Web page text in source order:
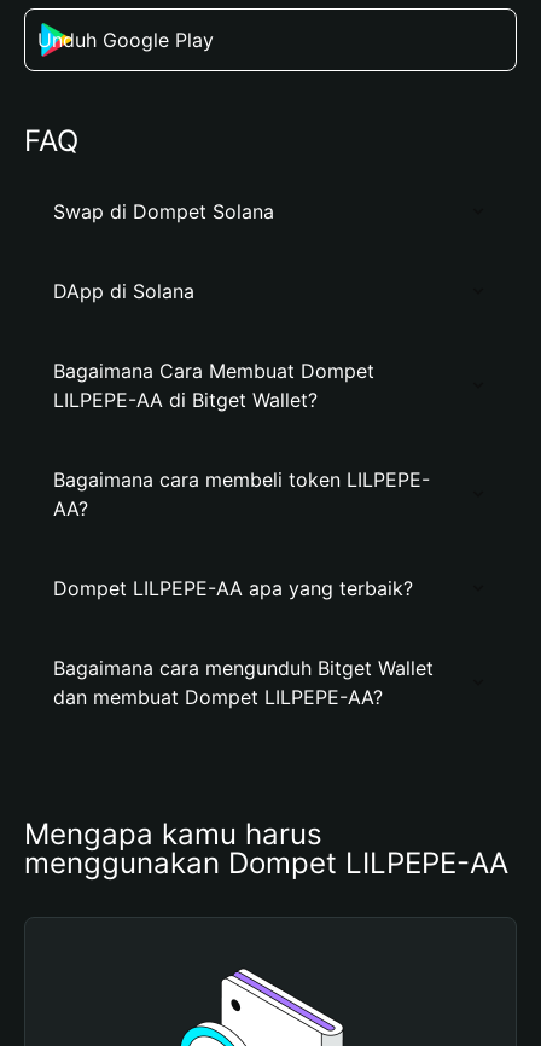
Unduh Google Play
FAQ
Swap di Dompet Solana
DApp di Solana
Bagaimana Cara Membuat Dompet
LILPEPE-AA di Bitget Wallet?
Bagaimana cara membeli token LILPEPE-
AA?
Dompet LILPEPE-AA apa yang terbaik?
Bagaimana cara mengunduh Bitget Wallet
dan membuat Dompet LILPEPE-AA?
Mengapa kamu harus
menggunakan Dompet LILPEPE-AA